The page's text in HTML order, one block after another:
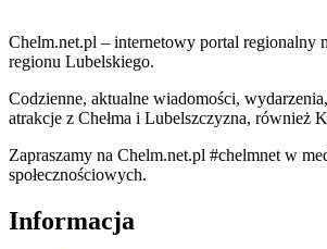
Chelm.net.pl – internetowy portal regionalny
regionu Lubelskiego.
Codzienne, aktualne wiadomości,
atrakcje z Chełma i Lubelszczyzna, również
Zapraszamy na Chelm.net.pl #chelmnet w
społecznościowych.
Informacja